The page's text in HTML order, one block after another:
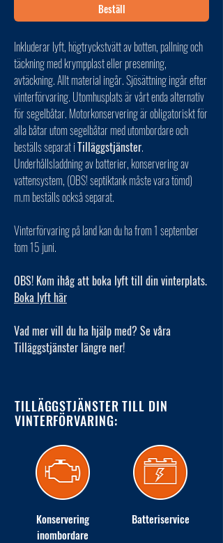
Beställ
Inkluderar lyft, högtryckstvätt av botten, pallning och
täckning med krympplast eller presenning,
avtäckning. Allt material ingår. Sjösättning ingår efter
vinterförvaring. Utomhusplats är vårt enda alternativ
för segelbåtar. Motorkonservering är obligatoriskt för
alla båtar utom segelbåtar med utombordare och
beställs separat iTilläggstjänster.
Underhållsladdning av batterier, konservering av
vattensystem, (OBS! septiktank måste vara tömd)
m.m beställs också separat.
Vinterförvaring på land kan du ha from 1 september
tom 15 juni.
OBS! Kom ihåg att boka lyft till din vinterplats.
Boka lyft här
Vad mer vill du ha hjälp med? Se våra
Tilläggstjänster längre ner!
TILLÄGGSTJÄNSTER TILL DIN
VINTERFÖRVARING:
Konservering
inombordare
Batteriservice